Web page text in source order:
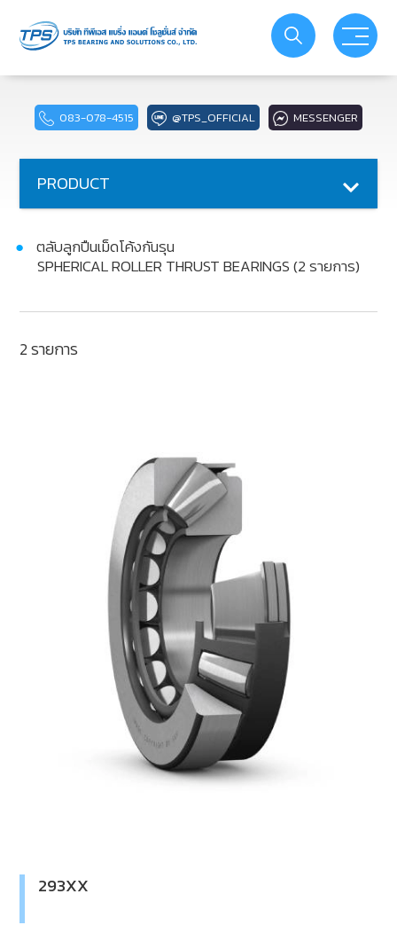
PRODUCT
ACTIVITIES
PROMOTIONS
บริษัท ทีพีเอส แบริ่ง แอนด์ โซลูชั่นส์ จำกัด
98/8-9 หมู่ที่ 3 ตำบลดอนหัวฬ่อ อำเภอเมือง จังหวัดชลบุรี
083-078-4515
033-083-988-9
sales@tpsbearing.comsales@tpsbearing.com
083-078-4515 @TPS_OFFICIAL MESSENGER
PRODUCT
ตลับลูกปืนเม็ดโค้งกันรุน
SPHERICAL ROLLER THRUST BEARINGS (2 รายการ)
2 รายการ
293XX